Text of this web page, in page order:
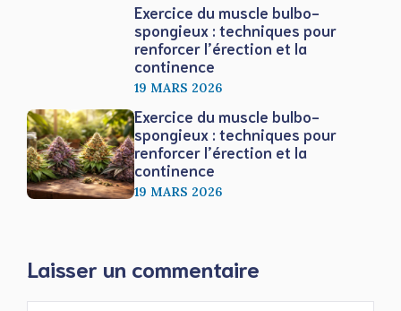
Exercice du muscle bulbo-
spongieux : techniques pour
renforcer l’érection et la
continence
19 MARS 2026
Exercice du muscle bulbo-
spongieux : techniques pour
renforcer l’érection et la
continence
19 MARS 2026
Laisser un commentaire